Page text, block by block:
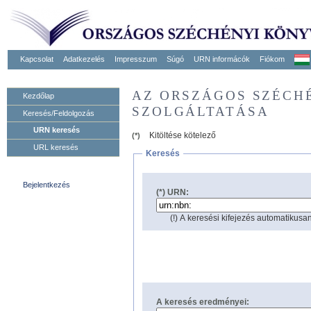
Kapcsolat Adatkezelés Impresszum Súgó URN informácók Fiókom
Kezdőlap
Keresés/Feldolgozás
URN keresés
URL keresés
Bejelentkezés
AZ ORSZÁGOS
SZOLGÁLTATÁSA
(*)
Kitöltése kötelező
Keresés
(*) URN:
(!) A keresési kifejezés
A keresés eredményei: